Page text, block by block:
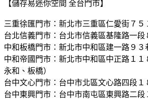
【儲存易迷你空間 全台門市】
三重徐匯門市：新北市三重區仁愛街７５
台北信義門市：台北市信義區基隆路一
中和板橋門市：新北市中和區建一路９３
中和帝國門市：新北市中和區中正路１１
永和、板橋）
台中文心門市：台中市北區文心路四段１
台中東興門市：台中市南屯區東興路二段